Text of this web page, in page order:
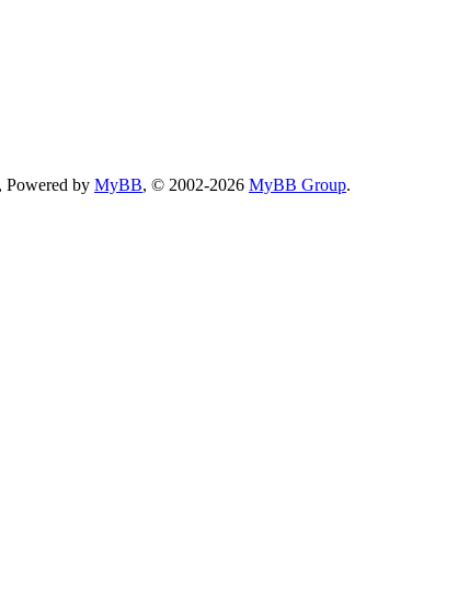
, Powered by MyBB, © 2002-2026 MyBB Group.